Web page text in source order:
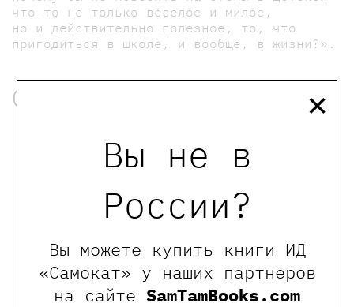
Вы не в
России?
Вы можете купить книги ИД
«Самокат» у наших партнеров
на сайте SamTamBooks.com
×
что-то не только веселое и милое,
но и действительно полезное, то, что
пригодиться в школе, и вообще, в жизни?».
Об авторах
Кудряшов Илья
Илья Кудряшов — историк и сотрудник
гуманитарного портала runivers.ru.